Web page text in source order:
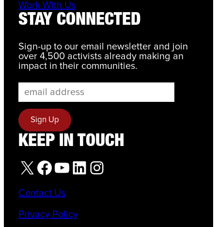
Work With Us
STAY CONNECTED
Sign-up to our email newsletter and join
over 4,500 activists already making an
impact in their communities.
KEEP IN TOUCH
X Facebook YouTube LinkedIn Instagram
Contact Us
Privacy Policy